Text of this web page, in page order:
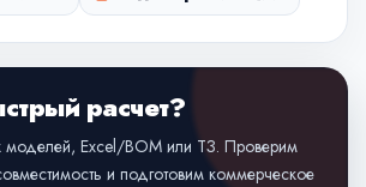
расчет?
моделей, Excel/BOM или ТЗ. Проверим
и подготовим коммерческое